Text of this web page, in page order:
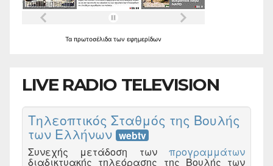
Τα πρωτοσέλιδα των εφημερίδων
LIVE RADIO TELEVISION